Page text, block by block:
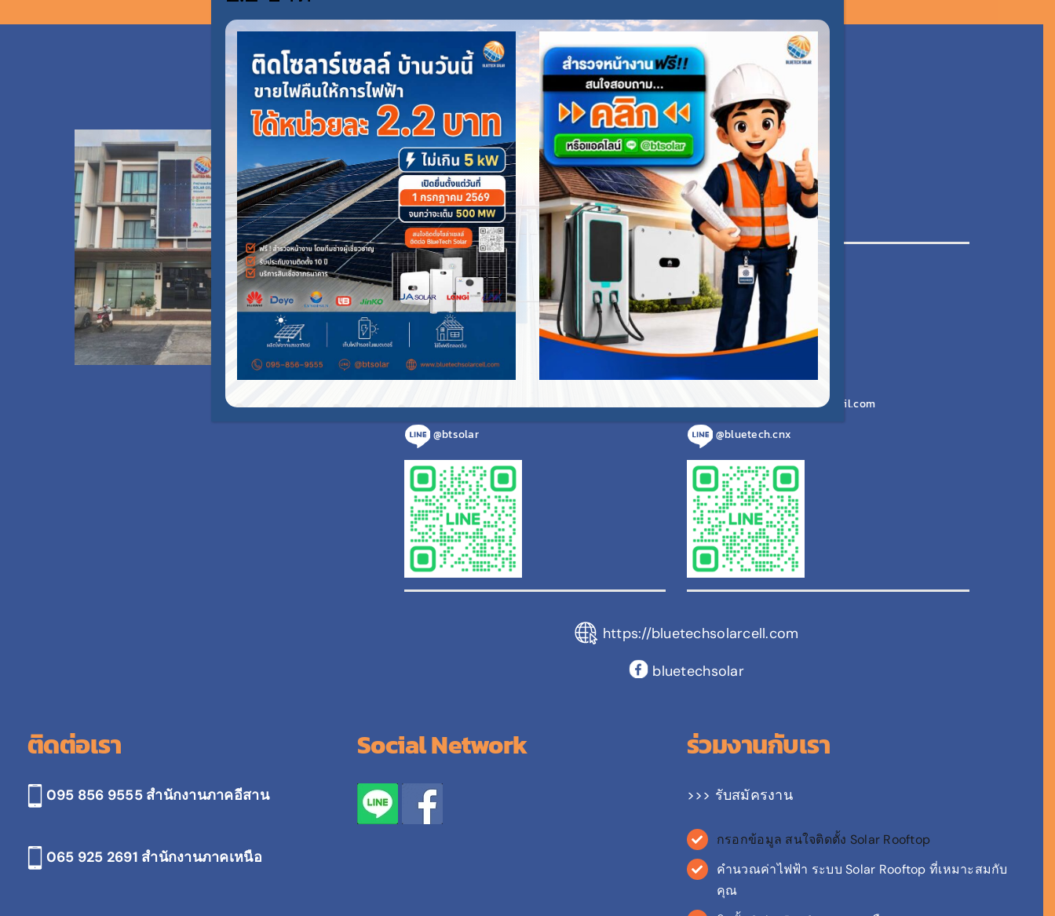
CONTACT US
สำนักงานภาคอีสาน
เลขที่ 555/74 หมู่ที่ 13
ต.ในเมือง อ.เมืองขอนแก่น
จ.ขอนแก่น 40000
แสดงที่ตั้งบน Google Maps
095 856 9555
bluetechsolar.th@gmail.com
@btsolar
สำนักงานภาคเหนือ
เลขที่ 91 หมู๋ 6
ต.ไชยสถาน อ.สารภี
จ.เชียงใหม่ 50140
แสดงที่ตั้งบน Google Maps
bluetechchiangmai@gmail.com
@bluetech.cnx
https://bluetechsolarcell.com
bluetechsolar
ติดต่อเรา
095 856 9555 สำนักงานภาคอีสาน
065 925 2691 สำนักงานภาคเหนือ
Social Network ร่วมงานกับเรา
>>> รับสมัครงาน
กรอกข้อมูล สนใจติดตั้ง Solar Rooftop
คำนวณค่าไฟฟ้า ระบบ Solar Rooftop ที่เหมาะสมกับ
คุณ